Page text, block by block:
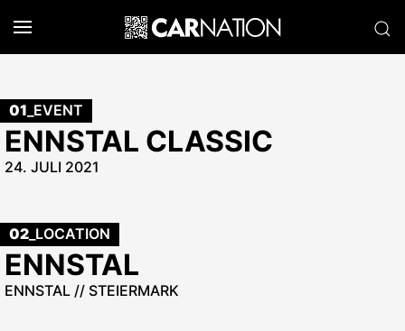
01 _EVENT
ENNSTAL CLASSIC
24. JULI 2021
02 _LOCATION
ENNSTAL
ENNSTAL // STEIERMARK